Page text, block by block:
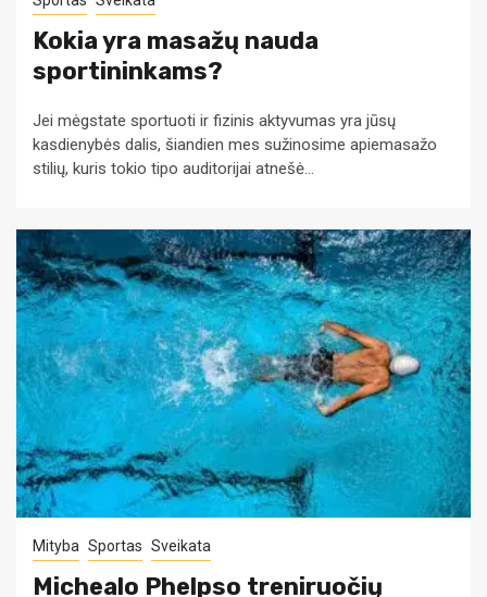
Kokia yra masažų nauda
sportininkams?
Jei mėgstate sportuoti ir fizinis aktyvumas yra jūsų
kasdienybės dalis, šiandien mes sužinosime apiemasažo
stilių, kuris tokio tipo auditorijai atnešė...
Mityba Sportas Sveikata
Michealo Phelpso treniruočių